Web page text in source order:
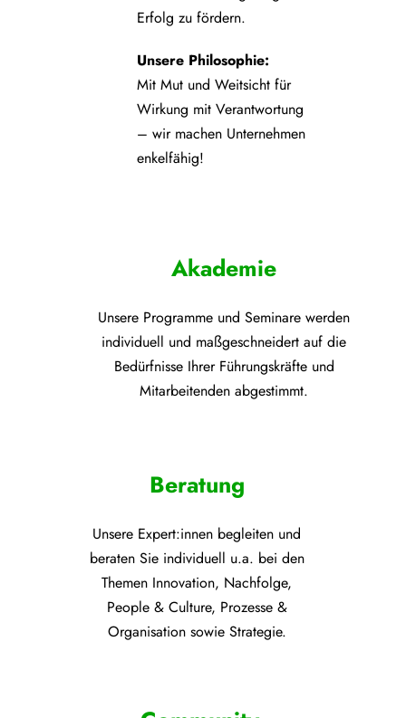
Erfolg zu fördern.
Unsere Philosophie:
Mit Mut und Weitsicht für
Wirkung mit Verantwortung
– wir machen Unternehmen
enkelfähig!
Akademie
Unsere Programme und Seminare werden
individuell und maßgeschneidert auf die
Bedürfnisse Ihrer Führungskräfte und
Mitarbeitenden abgestimmt.
Beratung
Unsere Expert:innen begleiten und
beraten Sie individuell u.a. bei den
Themen Innovation, Nachfolge,
People & Culture, Prozesse &
Organisation sowie Strategie.